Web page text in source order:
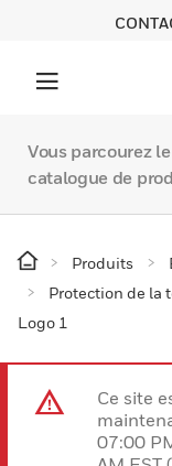
Vous parcourez le
catalogue de
Produits
Protection de la
Logo 1
Ce site
07:00